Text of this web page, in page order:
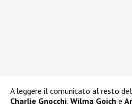
A leggere il comunicato al resto
Charlie Gnocchi, Wilma Goich e